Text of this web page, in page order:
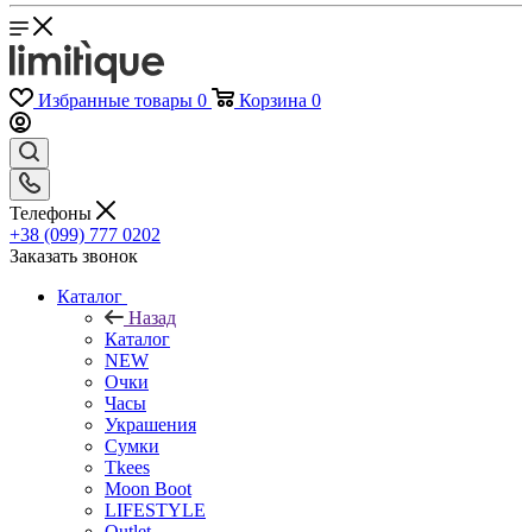
Избранные товары 0 Корзина 0
Телефоны
+38 (099) 777 0202
Заказать звонок
Каталог
Назад
Каталог
NEW
Очки
Часы
Украшения
Сумки
Tkees
Moon Boot
LIFESTYLE